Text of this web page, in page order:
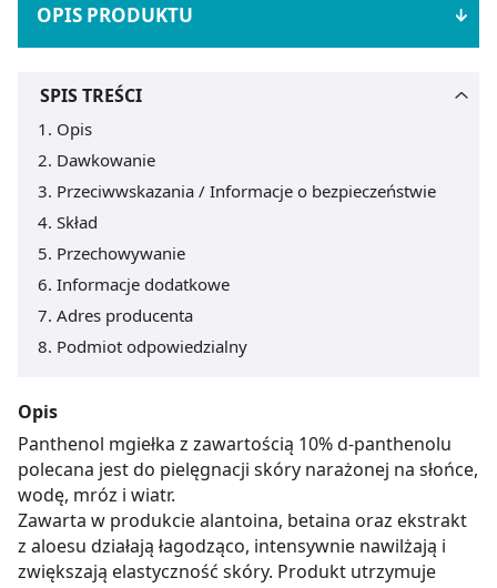
OPIS PRODUKTU
SPIS TREŚCI
Opis
Dawkowanie
Przeciwwskazania / Informacje o bezpieczeństwie
Skład
Przechowywanie
Informacje dodatkowe
Adres producenta
Podmiot odpowiedzialny
Opis
Panthenol mgiełka z zawartością 10% d-panthenolu
polecana jest do pielęgnacji skóry narażonej na słońce,
wodę, mróz i wiatr.
Zawarta w produkcie alantoina, betaina oraz ekstrakt
z aloesu działają łagodząco, intensywnie nawilżają i
zwiększają elastyczność skóry. Produkt utrzymuje